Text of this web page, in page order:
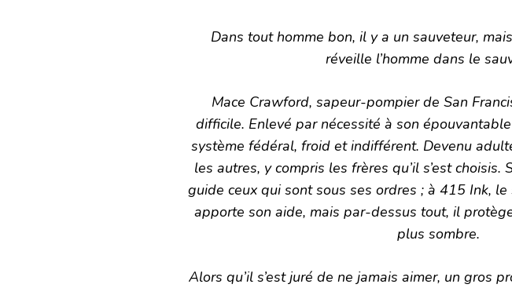
Dans tout homme bon, il y a un sauveteur,
réveille l’homme dans le
Mace Crawford, sapeur-pompier de San
difficile. Enlevé par nécessité à son
système fédéral, froid et indifférent. Devenu
les autres, y compris les frères qu’il s’est choisis.
guide ceux qui sont sous ses ordres ; à 415 Ink,
apporte son aide, mais par-dessus tout, il
plus sombre.
Alors qu’il s’est juré de ne jamais aimer, un gros